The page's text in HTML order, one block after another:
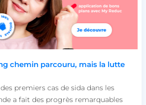
chemin parcouru, mais la lutte
premiers cas de sida dans les
a fait des progrès remarquables